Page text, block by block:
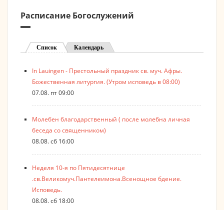
Расписание Богослужений
Список (активная вкладка)
Календарь
In Lauingen - Престольный праздник св. муч. Афры.
Божественная литургия. (Утром исповедь в 08:00)
07.08. пт 09:00
Молебен благодарственный ( после молебна личная
беседа со священником)
08.08. сб 16:00
Неделя 10-я по Пятидесятнице
.св.Великомуч.Пантелеимона.Всенощное бдение.
Исповедь.
08.08. сб 18:00